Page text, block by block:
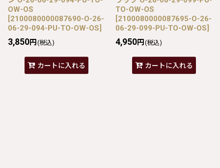
OW-OS
[2100080000087690-O-26-
06-29-094-PU-TO-OW-OS]
3,850円 (税込)
カートに入れる
TO-OW-OS
[2100080000087695-O-26-
06-29-099-PU-TO-OW-OS]
4,950円 (税込)
カートに入れる